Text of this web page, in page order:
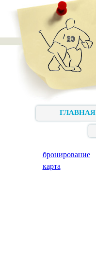
ГЛАВНАЯ
бронирование
карта